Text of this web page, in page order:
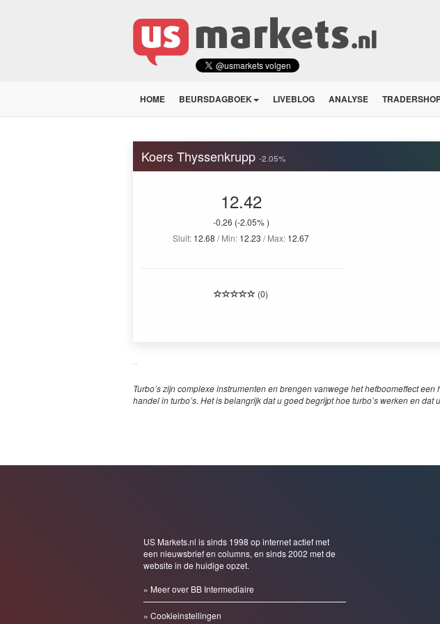
HOME BEURSDAGBOEK LIVEBLOG ANALYSE
Koers Thyssenkrupp -2.05%
12.42
-0.26 (-2.05% )
Sluit: 12.68/ Min: 12.23/ Max: 12.67
(0)
Turbo’s zijn complexe instrumenten en brengen vanwege het hefboomeffect
handel in turbo’s. Het is belangrijk dat u goed begrijpt hoe turbo’s werken en
US Markets.nl is sinds 1998 op internet actief met
een nieuwsbrief en columns, en sinds 2002 met de
website in de huidige opzet.
» Meer over BB Intermediaire
» Cookieinstellingen